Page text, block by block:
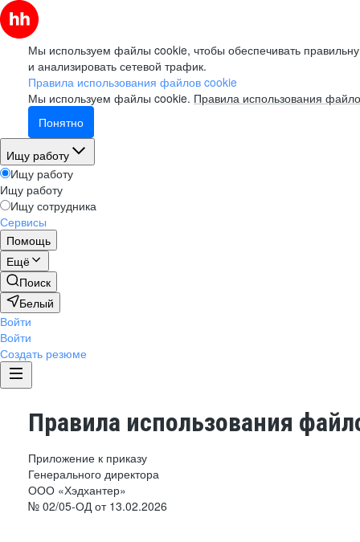
Мы используем файлы cookie, чтобы обеспечивать
и анализировать сетевой трафик.
Правила использования файлов cookie
Мы используем файлы cookie. Правила использования
Понятно
Ищу работу
Ищу работу
Ищу работу
Ищу сотрудника
Сервисы
Помощь
Ещё
Поиск
Белый
Войти
Войти
Создать резюме
Правила использования
Приложение к приказу
Генерального директора
ООО «Хэдхантер»
№ 02/05-ОД от 13.02.2026